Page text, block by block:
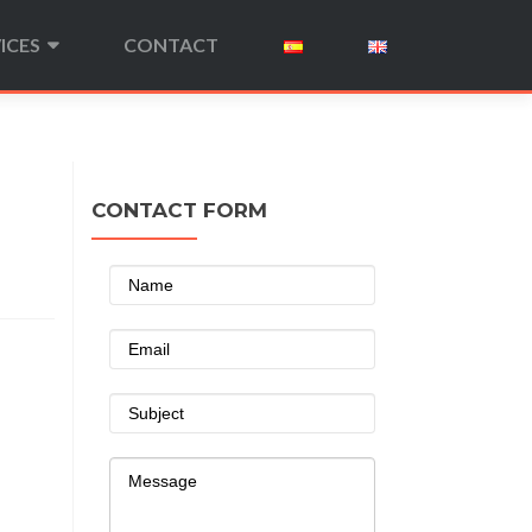
CONTACT
CONTACT FORM